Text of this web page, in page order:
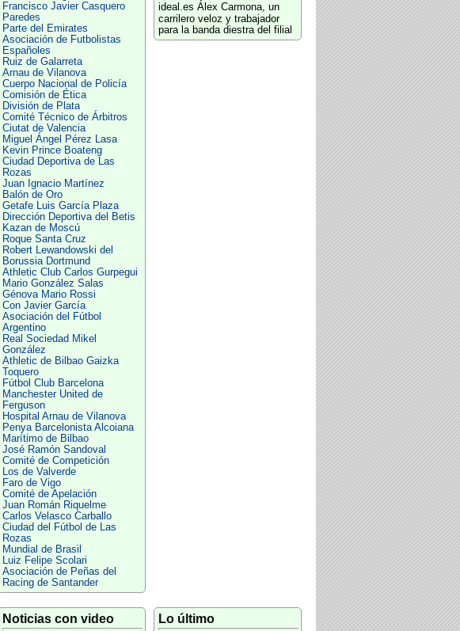
Francisco Javier Casquero
Paredes
Parte del Emirates
Asociación de Futbolistas
Españoles
Ruiz de Galarreta
Arnau de Vilanova
Cuerpo Nacional de Policía
Comisión de Ética
División de Plata
Comité Técnico de Árbitros
Ciutat de Valencia
Miguel Ángel Pérez Lasa
Kevin Prince Boateng
Ciudad Deportiva de Las
Rozas
Juan Ignacio Martínez
Balón de Oro
Getafe Luis García Plaza
Dirección Deportiva del Betis
Kazan de Moscú
Roque Santa Cruz
Robert Lewandowski del
Borussia Dortmund
Athletic Club Carlos Gurpegui
Mario González Salas
Génova Mario Rossi
Con Javier García
Asociación del Fútbol
Argentino
Real Sociedad Mikel
González
Athletic de Bilbao Gaizka
Toquero
Fútbol Club Barcelona
Manchester United de
Ferguson
Hospital Arnau de Vilanova
Penya Barcelonista Alcoiana
Marítimo de Bilbao
José Ramón Sandoval
Comité de Competición
Los de Valverde
Faro de Vigo
Comité de Apelación
Juan Román Riquelme
Carlos Velasco Carballo
Ciudad del Fútbol de Las
Rozas
Mundial de Brasil
Luiz Felipe Scolari
Asociación de Peñas del
Racing de Santander
ideal.es Álex Carmona, un
carrilero veloz y trabajador
para la banda diestra del filial
Noticias con video Lo último